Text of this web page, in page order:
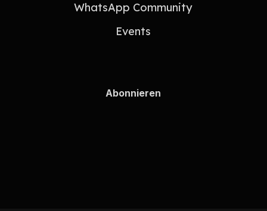
WhatsApp Community
Events
Abonnieren